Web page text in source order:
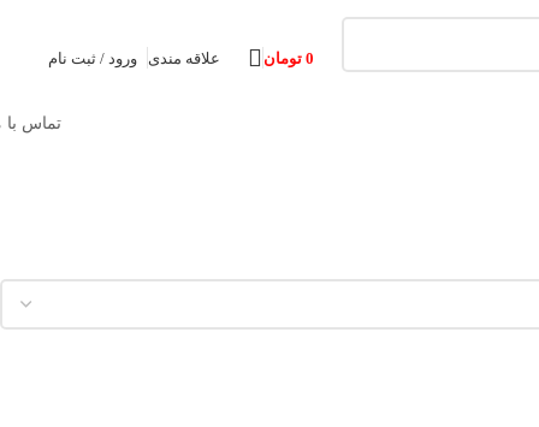
0 تومان علاقه مندی ورود / ثبت نام
تماس با